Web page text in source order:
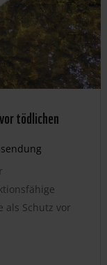
tödlichen
als Schutz vor